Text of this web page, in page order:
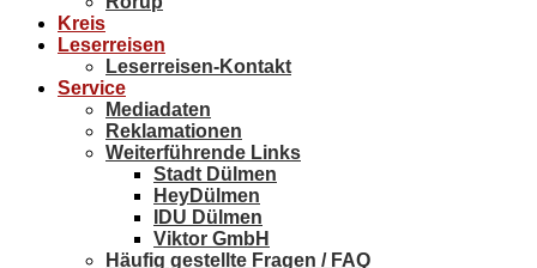
Kreis
Leserreisen
Leserreisen-Kontakt
Service
Mediadaten
Reklamationen
Weiterführende Links
Stadt Dülmen
HeyDülmen
IDU Dülmen
Viktor GmbH
Häufig gestellte Fragen / FAQ